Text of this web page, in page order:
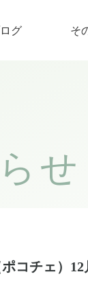
グ そ
せ
コチェ）